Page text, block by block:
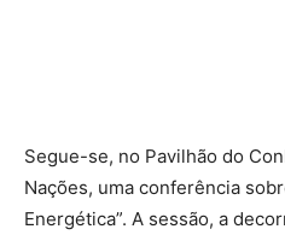
Segue-se, no Pavilhão do
Nações, uma conferência
Energética”. A sessão, a